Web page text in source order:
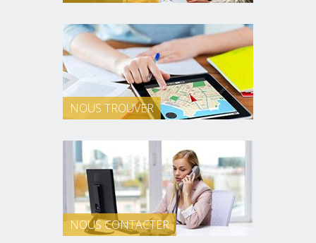
NOUS TROUVER
NOUS CONTACTER